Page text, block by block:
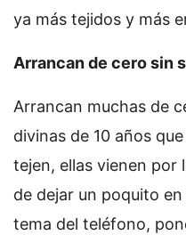
ya más tejidos y más
Arrancan de cero sin
Arrancan muchas de
divinas de 10 años
tejen, ellas vienen por
de dejar un poquito
tema del teléfono,